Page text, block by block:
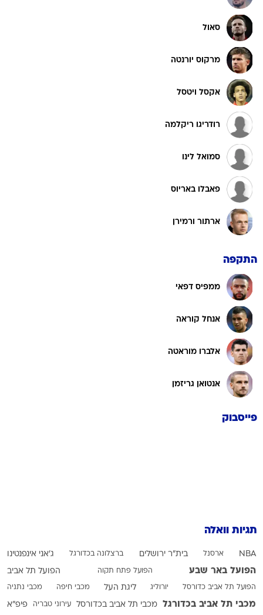
סאול
מרקוס יורנטה
אקסל ויטסל
רודריגו ריקלמה
סמואל לינו
פאבלו באריוס
ארתור ורמירן
התקפה
ממפיס דפאי
אנחל קוראה
אלברו מוראטה
אנטואן גריזמן
פייסבוק
תגיות וואלה
NBA ארסנל בית"ר ירושלים ברצלונה בכדורגל ג'אני אינפנטינו
הפועל באר שבע הפועל פתח תקוה הפועל תל אביב
הפועל תל אביב כדורסל יורוליג ליגת העל מכבי חיפה מכבי נתניה
מכבי תל אביב בכדורגל מכבי תל אביב בכדורסל עירוני טבריה פיפ"א